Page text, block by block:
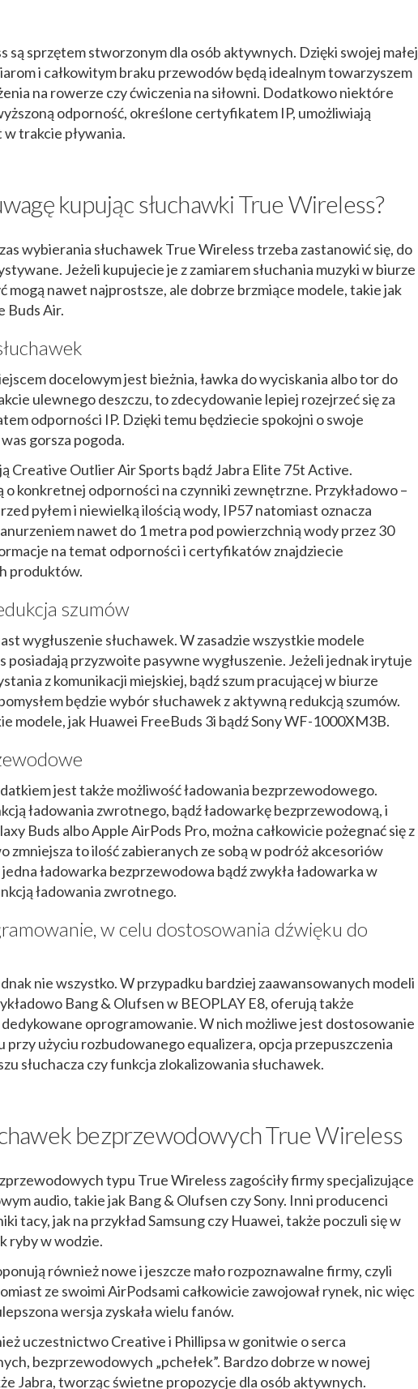
są sprzętem stworzonym dla osób aktywnych. Dzięki swojej małej
i całkowitym braku przewodów będą idealnym towarzyszem
na rowerze czy ćwiczenia na siłowni. Dodatkowo niektóre
odporność, określone certyfikatem IP, umożliwiają
trakcie pływania.
kupując słuchawki True Wireless?
wybierania słuchawek True Wireless trzeba zastanowić się, do
Jeżeli kupujecie je z zamiarem słuchania muzyki w biurze
mogą nawet najprostsze, ale dobrze brzmiące modele, takie jak
Buds Air.
docelowym jest bieżnia, ławka do wyciskania albo tor do
ulewnego deszczu, to zdecydowanie lepiej rozejrzeć się za
odporności IP. Dzięki temu będziecie spokojni o swoje
gorsza pogoda.
Creative Outlier Air Sports bądź Jabra Elite 75t Active.
konkretnej odporności na czynniki zewnętrzne. Przykładowo –
pyłem i niewielką ilością wody, IP57 natomiast oznacza
nawet do 1 metra pod powierzchnią wody przez 30
na temat odporności i certyfikatów znajdziecie
produktów.
szumów
wygłuszenie słuchawek. W zasadzie wszystkie modele
posiadają przyzwoite pasywne wygłuszenie. Jeżeli jednak irytuje
z komunikacji miejskiej, bądź szum pracującej w biurze
będzie wybór słuchawek z aktywną redukcją szumów.
modele, jak Huawei FreeBuds 3i bądź Sony WF-1000XM3B.
jest także możliwość ładowania bezprzewodowego.
ładowania zwrotnego, bądź ładowarkę bezprzewodową, i
Buds albo Apple AirPods Pro, można całkowicie pożegnać się z
zmniejsza to ilość zabieranych ze sobą w podróż akcesoriów
ładowarka bezprzewodowa bądź zwykła ładowarka w
ładowania zwrotnego.
w celu dostosowania dźwięku do
nie wszystko. W przypadku bardziej zaawansowanych modeli
Bang & Olufsen w BEOPLAY E8, oferują także
oprogramowanie. W nich możliwe jest dostosowanie
użyciu rozbudowanego equalizera, opcja przepuszczenia
słuchacza czy funkcja zlokalizowania słuchawek.
bezprzewodowych True Wireless
typu True Wireless zagościły firmy specjalizujące
audio, takie jak Bang & Olufsen czy Sony. Inni producenci
tacy, jak na przykład Samsung czy Huawei, także poczuli się w
ryby w wodzie.
również nowe i jeszcze mało rozpoznawalne firmy, czyli
ze swoimi AirPodsami całkowicie zawojował rynek, nic więc
wersja zyskała wielu fanów.
uczestnictwo Creative i Phillipsa w gonitwie o serca
bezprzewodowych „pchełek”. Bardzo dobrze w nowej
Jabra, tworząc świetne propozycje dla osób aktywnych.